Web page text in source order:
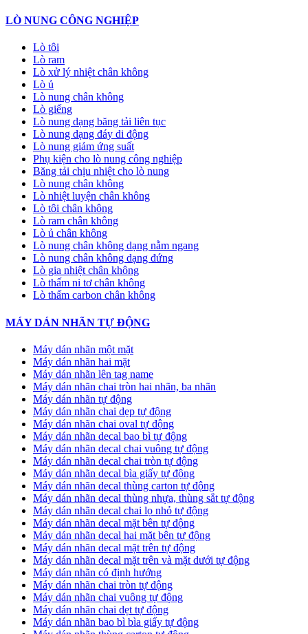
LÒ NUNG CÔNG NGHIỆP
Lò tôi
Lò ram
Lò xử lý nhiệt chân không
Lò ủ
Lò nung chân không
Lò giếng
Lò nung dạng băng tải liên tục
Lò nung dạng đáy di động
Lò nung giảm ứng suất
Phụ kiện cho lò nung công nghiệp
Băng tải chịu nhiệt cho lò nung
Lò nung chân không
Lò nhiệt luyện chân không
Lò tôi chân không
Lò ram chân không
Lò ủ chân không
Lò nung chân không dạng nằm ngang
Lò nung chân không dạng đứng
Lò gia nhiệt chân không
Lò thấm ni tơ chân không
Lò thấm carbon chân không
MÁY DÁN NHÃN TỰ ĐỘNG
Máy dán nhãn một mặt
Máy dán nhãn hai mặt
Máy dán nhãn lên tag name
Máy dán nhãn chai tròn hai nhãn, ba nhãn
Máy dán nhãn tự động
Máy dán nhãn chai dẹp tự động
Máy dán nhãn chai oval tự động
Máy dán nhãn decal bao bì tự động
Máy dán nhãn decal chai vuông tự động
Máy dán nhãn decal chai tròn tự động
Máy dán nhãn decal bìa giấy tự động
Máy dán nhãn decal thùng carton tự động
Máy dán nhãn decal thùng nhựa, thùng sắt tự động
Máy dán nhãn decal chai lọ nhỏ tự động
Máy dán nhãn decal mặt bên tự động
Máy dán nhãn decal hai mặt bên tự động
Máy dán nhãn decal mặt trên tự động
Máy dán nhãn decal mặt trên và mặt dưới tự động
Máy dán nhãn có định hướng
Máy dán nhãn chai tròn tự động
​Máy dán nhãn chai vuông tự động
​Máy dán nhãn chai dẹt tự động
​Máy dán nhãn bao bì bìa giấy tự động